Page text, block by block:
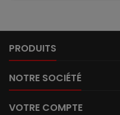
PRODUITS
NOTRE SOCIÉTÉ
VOTRE COMPTE